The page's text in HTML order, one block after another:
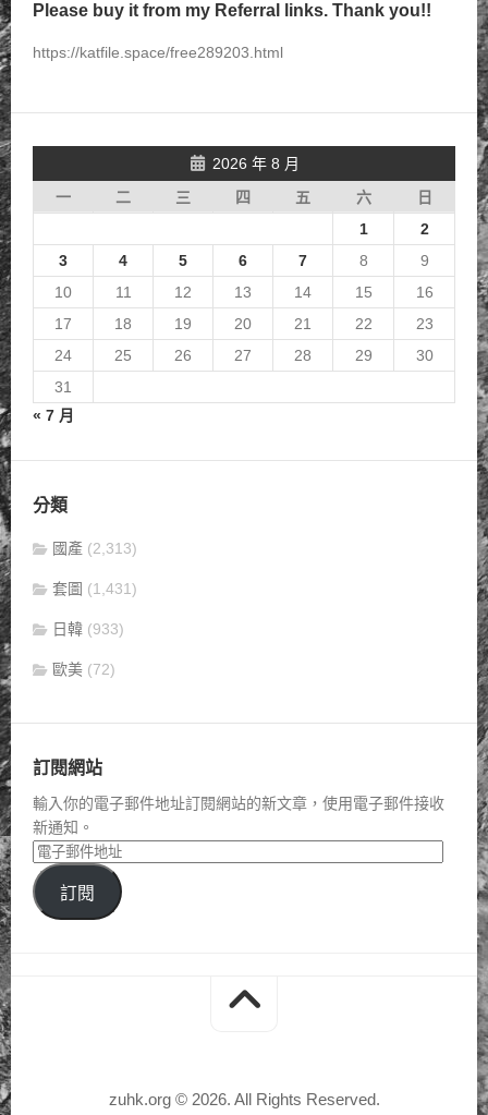
Please buy it from my Referral links. Thank you!!
https://katfile.space/free289203.html
2026 年 8 月
一
二 三 四 五 六
日
1
2
3
4 5 6 7 8
9
10
11 12 13 14 15
16
17
18 19 20 21 22
23
24
25 26 27 28 29
30
31
« 7 月
分類
國產 (2,313)
套圖 (1,431)
日韓 (933)
歐美 (72)
訂閱網站
輸入你的電子郵件地址訂閱網站的新文章，使用電子郵件接收
新通知。
訂閱
zuhk.org © 2026. All Rights Reserved.